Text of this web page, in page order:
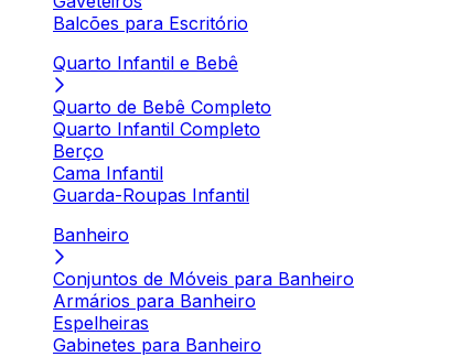
Balcões para Escritório
Quarto Infantil e Bebê
Quarto de Bebê Completo
Quarto Infantil Completo
Berço
Cama Infantil
Guarda-Roupas Infantil
Banheiro
Conjuntos de Móveis para Banheiro
Armários para Banheiro
Espelheiras
Gabinetes para Banheiro